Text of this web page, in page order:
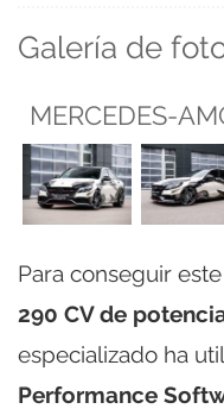
Galería de
MERCEDES-
Para conseguir este
290 CV de
especializado ha
Performance